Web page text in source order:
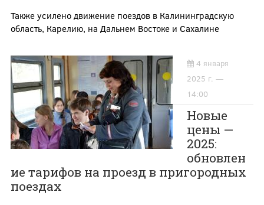
Также усилено движение поездов в Калининградскую
область, Карелию, на Дальнем Востоке и Сахалине
4 января
2025 г. —
14:00
Новые
цены —
2025:
обновлен
ие тарифов на проезд в пригородных
поездах